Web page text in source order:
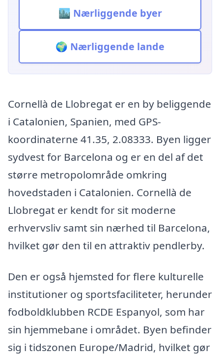
🏙️ Nærliggende byer
🌍 Nærliggende lande
Cornellà de Llobregat er en by beliggende
i Catalonien, Spanien, med GPS-
koordinaterne 41.35, 2.08333. Byen ligger
sydvest for Barcelona og er en del af det
større metropolområde omkring
hovedstaden i Catalonien. Cornellà de
Llobregat er kendt for sit moderne
erhvervsliv samt sin nærhed til Barcelona,
hvilket gør den til en attraktiv pendlerby.
Den er også hjemsted for flere kulturelle
institutioner og sportsfaciliteter, herunder
fodboldklubben RCDE Espanyol, som har
sin hjemmebane i området. Byen befinder
sig i tidszonen Europe/Madrid, hvilket gør